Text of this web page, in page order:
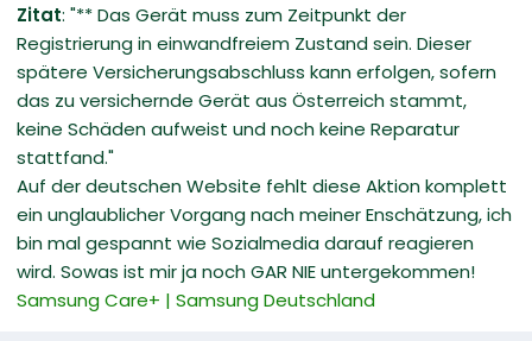
Zitat: "** Das Gerät muss zum Zeitpunkt der
Registrierung in einwandfreiem Zustand sein. Dieser
spätere Versicherungsabschluss kann erfolgen, sofern
das zu versichernde Gerät aus Österreich stammt,
keine Schäden aufweist und noch keine Reparatur
stattfand."
Auf der deutschen Website fehlt diese Aktion komplett
ein unglaublicher Vorgang nach meiner Enschätzung, ich
bin mal gespannt wie Sozialmedia darauf reagieren
wird. Sowas ist mir ja noch GAR NIE untergekommen!
Samsung Care+ | Samsung Deutschland